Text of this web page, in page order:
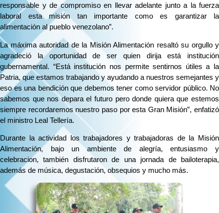
responsable y de compromiso en llevar adelante junto a la fuerza
laboral esta misión tan importante como es garantizar la
alimentación al pueblo venezolano”.
La máxima autoridad de la Misión Alimentación resaltó su orgullo y
agradeció la oportunidad de ser quien dirija está institución
gubernamental. “Está institución nos permite sentirnos útiles a la
Patria, que estamos trabajando y ayudando a nuestros semejantes y
eso es una bendición que debemos tener como servidor público. No
sabemos que nos depara el futuro pero donde quiera que estemos
siempre recordaremos nuestro paso por esta Gran Misión”, enfatizó
el ministro Leal Tellería.
Durante la actividad los trabajadores y trabajadoras de la Misión
Alimentación, bajo un ambiente de alegría, entusiasmo y
celebracion, también disfrutaron de una jornada de bailoterapia,
además de música, degustación, obsequios y mucho más.